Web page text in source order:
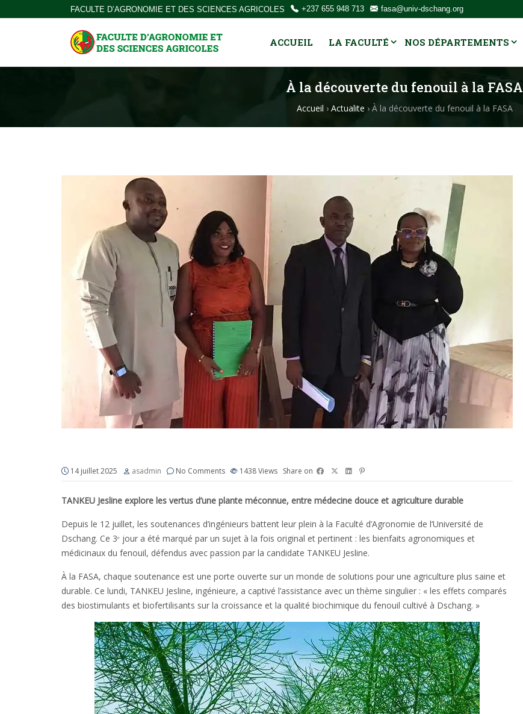
FACULTE D’AGRONOMIE ET DES SCIENCES AGRICOLES +237 655 948 713 fasa@univ-dschang.org
ACCUEIL LA FACULTÉ NOS DÉPARTEMENTS
À la découverte du fenouil à la FASA
Accueil › Actualite › À la découverte du fenouil à la FASA
14 juillet 2025 asadmin No Comments 1438Views Share on
TANKEU Jesline explore les vertus d’une plante méconnue, entre médecine douce et agriculture durable
Depuis le 12 juillet, les soutenances d’ingénieurs battent leur plein à la Faculté d’Agronomie de l’Université de
Dschang. Ce 3ᵉ jour a été marqué par un sujet à la fois original et pertinent : les bienfaits agronomiques et
médicinaux du fenouil, défendus avec passion par la candidate TANKEU Jesline.
À la FASA, chaque soutenance est une porte ouverte sur un monde de solutions pour une agriculture plus saine et
durable. Ce lundi, TANKEU Jesline, ingénieure, a captivé l’assistance avec un thème singulier : « les effets comparés
des biostimulants et biofertilisants sur la croissance et la qualité biochimique du fenouil cultivé à Dschang. »